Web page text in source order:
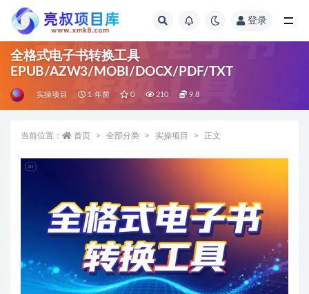
登录
全格式电子书转换工具
EPUB/AZW3/MOBI/DOCX/PDF/TXT
实操项目 1 年前 0 210 9.8
当前位置： 首页 全部分类 实操项目 正文